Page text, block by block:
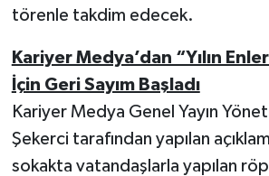
törenle takdim edecek.
Kariyer Medya’dan “Yılın
İçin Geri Sayım Başladı
Kariyer Medya Genel Yayın
Şekerci tarafından yapılan
sokakta vatandaşlarla yapılan